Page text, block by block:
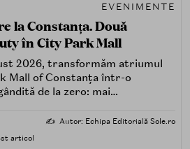
EVENIMENTE
la Constanța. Două
în City Park Mall
2026, transformăm atriumul
Mall of Constanța într-o
de la zero: mai
să descoperi produse — testând,
✍️ Autor: Echipa Editorială Sole.ro
articol